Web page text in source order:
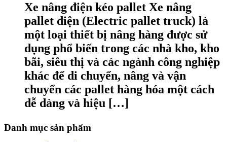
Xe nâng điện kéo pallet Xe nâng
pallet điện (Electric pallet truck) là
một loại thiết bị nâng hàng được sử
dụng phổ biến trong các nhà kho, kho
bãi, siêu thị và các ngành công nghiệp
khác để di chuyển, nâng và vận
chuyển các pallet hàng hóa một cách
dễ dàng và hiệu […]
Danh mục sản phẩm